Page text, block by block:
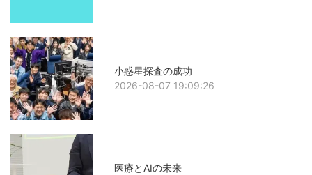
小惑星探査の成功
2026-08-07 19:09:26
医療とAIの未来